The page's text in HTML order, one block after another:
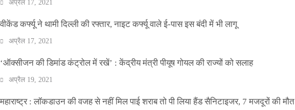
अप्रैल 17, 2021
वीकेंड कर्फ्यू ने थामी दिल्ली की रफ्तार, नाइट कर्फ्यू वाले ई-पास इस बंदी में भी लागू
अप्रैल 17, 2021
‘ऑक्सीजन की डिमांड कंट्रोल में रखें’ : केंद्रीय मंत्री पीयूष गोयल की राज्यों को सलाह
अप्रैल 19, 2021
महाराष्ट्र : लॉकडाउन की वजह से नहीं मिल पाई शराब तो पी लिया हैंड सैनिटाइजर, 7 मजदूरों की मौत